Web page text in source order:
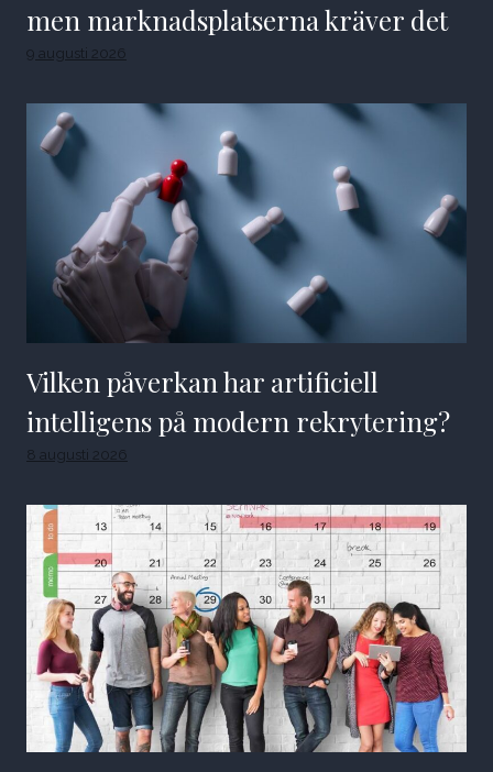
men marknadsplatserna kräver det
9 augusti 2026
Vilken påverkan har artificiell
intelligens på modern rekrytering?
8 augusti 2026